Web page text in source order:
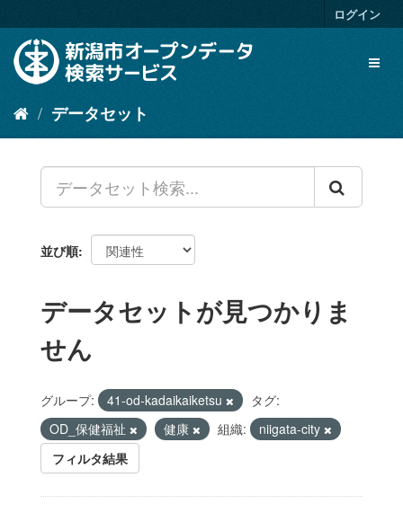
キ
容
ログイン
データセット
並び順
データセットが見つかりま
せん
グループ: 41-od-kadaikaiketsu
タグ:
OD_保健福祉
健康 組織:
niigata-city
フィルタ結果